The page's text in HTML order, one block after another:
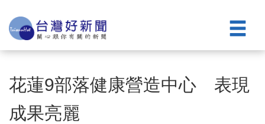
花蓮9部落健康營造中心 表現
成果亮麗